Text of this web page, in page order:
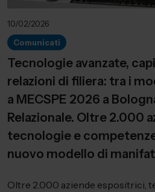
10/02/2026
Comunicati
Tecnologie avanzate,
relazioni di filiera: tra i
a MECSPE 2026 a
Relazionale. Oltre 2.000
tecnologie e
nuovo modello di
Oltre 2.000 aziende espositrici,